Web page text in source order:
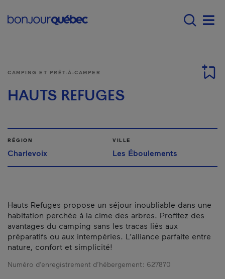
Main navigation -
CAMPING ET PRÊT-À-CAMPER
HAUTS REFUGES
RÉGION
Charlevoix
VILLE
Les Éboulements
Hauts Refuges propose un séjour inoubliable dans une
habitation perchée à la cime des arbres. Profitez des
avantages du camping sans les tracas liés aux
préparatifs ou aux intempéries. L’alliance parfaite entre
nature, confort et simplicité!
Numéro d’enregistrement d’hébergement : 627870